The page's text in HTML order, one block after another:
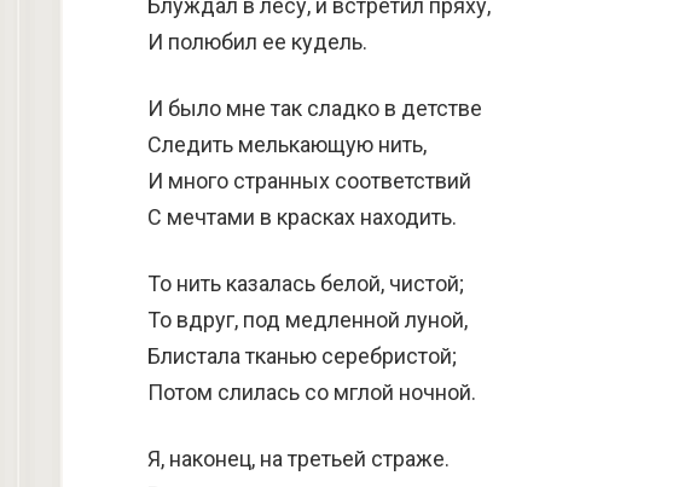
Блуждал в лесу, и встретил пряху,
И полюбил ее кудель.
И было мне так сладко в детстве
Следить мелькающую нить,
И много странных соответствий
С мечтами в красках находить.
То нить казалась белой, чистой;
То вдруг, под медленной луной,
Блистала тканью серебристой;
Потом слилась со мглой ночной.
Я, наконец, на третьей страже.